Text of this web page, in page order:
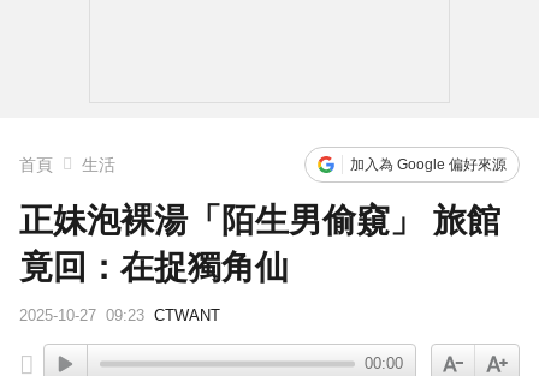
首頁 生活 加入為 Google 偏好來源
正妹泡裸湯「陌生男偷窺」 旅館
竟回：在捉獨角仙
2025-10-27 09:23 CTWANT
00:00